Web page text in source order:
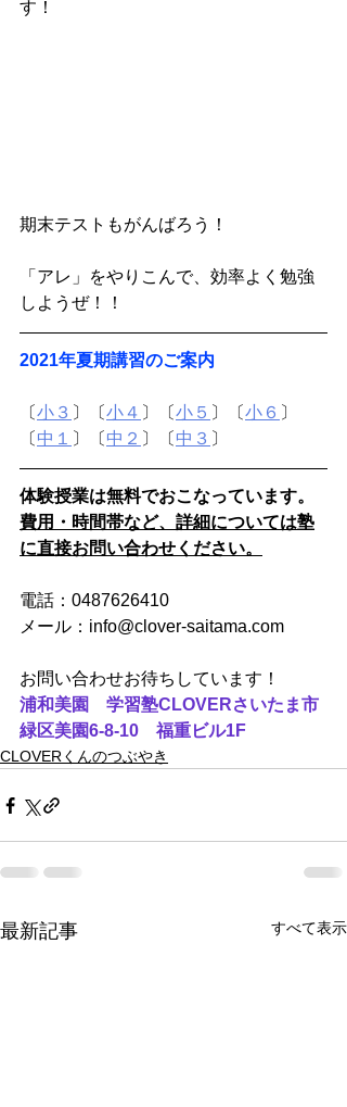
す！
期末テストもがんばろう！
「アレ」をやりこんで、効率よく勉強
しようぜ！！
2021年夏期講習のご案内
〔小３ 〕〔小４ 〕〔小５ 〕〔小６ 〕
〔 中１ 〕〔 中２ 〕〔 中３ 〕
体験授業は無料でおこなっています。
費用・時間帯など、詳細については塾
に直接お問い合わせください。
電話：0487626410
メール：info@clover-saitama.com
お問い合わせお待ちしています！
浦和美園　学習塾CLOVERさいたま市
緑区美園6-8-10　福重ビル1F
CLOVERくんのつぶやき
最新記事 すべて表示